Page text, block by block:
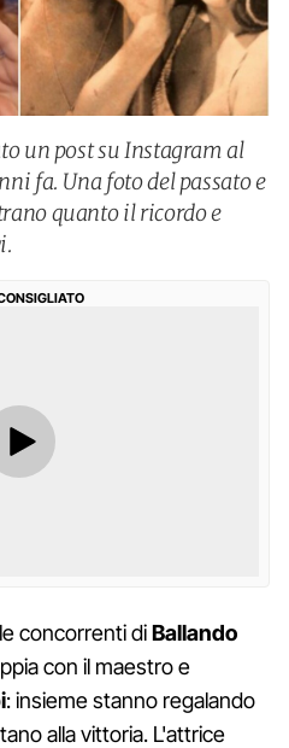
un post su Instagram al
fa. Una foto del passato e
quanto il ricordo e
concorrenti diBallando
con il maestro e
: insieme stanno regalando
alla vittoria. L'attrice